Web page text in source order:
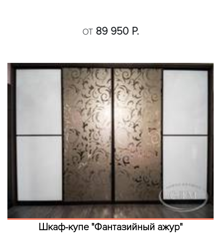
ОТ 89 950 Р.
Шкаф-купе "Фантазийный ажур"